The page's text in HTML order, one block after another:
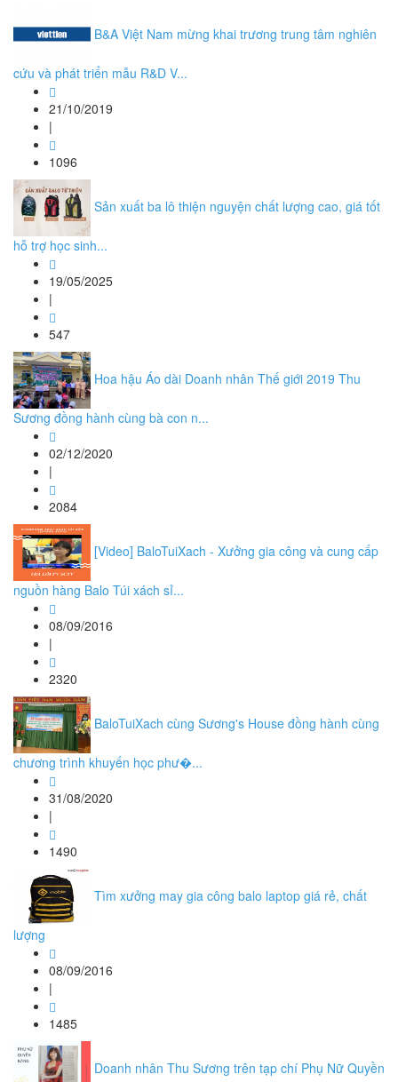
B&A Việt Nam mừng khai trương trung tâm nghiên
cứu và phát triển mẫu R&D V...
21/10/2019
|
1096
Sản xuất ba lô thiện nguyện chất lượng cao, giá tốt
hỗ trợ học sinh...
19/05/2025
|
547
Hoa hậu Áo dài Doanh nhân Thế giới 2019 Thu
Sương đồng hành cùng bà con n...
02/12/2020
|
2084
[Video] BaloTuiXach - Xưởng gia công và cung cấp
nguồn hàng Balo Túi xách sỉ...
08/09/2016
|
2320
BaloTuiXach cùng Sương's House đồng hành cùng
chương trình khuyến học phư�...
31/08/2020
|
1490
Tìm xưởng may gia công balo laptop giá rẻ, chất
lượng
08/09/2016
|
1485
Doanh nhân Thu Sương trên tạp chí Phụ Nữ Quyền